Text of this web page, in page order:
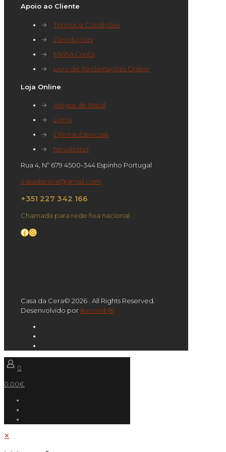
Apoio ao Cliente
→
Termos e Condições
→
Devoluções
→
Minha Conta
→
Livro de Reclamações Online
Loja Online
→
Artigos de Natal
→
Livros
→
Ofertas Especiais
→
Newsletter
Rua 4, Nº 679 4500-344 Espinho Portugal
casadacera@gmail.com
+351 227 342 166
Chamada para rede fixa nacional
Facebook
Instagram
Casa da Cera© 2026 . All Rights Reserved.
Desenvolvido por Iberweb®
0
0.00€
✕